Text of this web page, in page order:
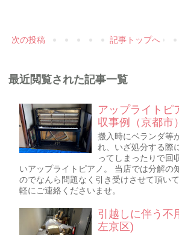
次の投稿 記事トップへ
最近閲覧された記事一覧
アップライトピ
収事例（京都市）
搬入時にベランダ等
れ、いざ処分する際
ってしまったりで回
いアップライトピアノ。 当店では分解の
のでなんら問題なく引き受けさせて頂い
軽にご連絡くださいませ。
引越しに伴う不
左京区)